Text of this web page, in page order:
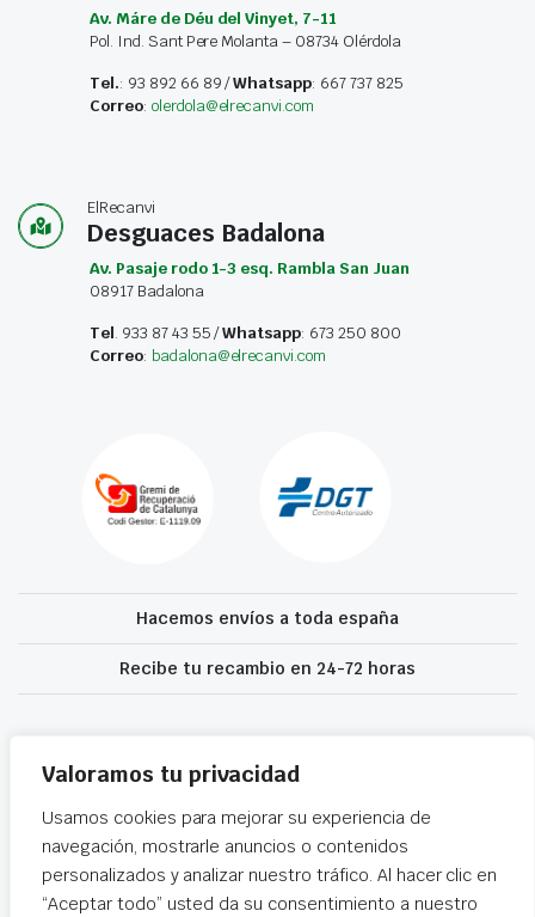
Valoramos tu privacidad
Usamos cookies para mejorar su experiencia de
navegación, mostrarle anuncios o contenidos
personalizados y analizar nuestro tráfico. Al hacer clic en
“Aceptar todo” usted da su consentimiento a nuestro
Av. Máre de Déu del Vinyet, 7-11
Pol. Ind. Sant Pere Molanta – 08734 Olérdola
Tel.: 93 892 66 89 /Whatsapp: 667 737 825
Correo: olerdola@elrecanvi.com
ElRecanvi
Desguaces Badalona
Av. Pasaje rodo 1-3 esq. Rambla San Juan
08917 Badalona
Tel. 933 87 43 55 /Whatsapp: 673 250 800
Correo: badalona@elrecanvi.com
Hacemos envíos a toda españa
Recibe tu recambio en 24-72 horas
accesibilidad